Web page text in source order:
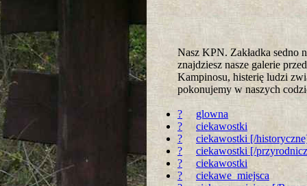
Nasz KPN. Zakładka sedno
znajdziesz nasze galerie
Kampinosu, histerię ludzi
pokonujemy w naszych
?
glowna
?
ciekawostki
?
ciekawostki [/
?
ciekawostki [/
?
ciekawostki
?
ciekawe_miejsca